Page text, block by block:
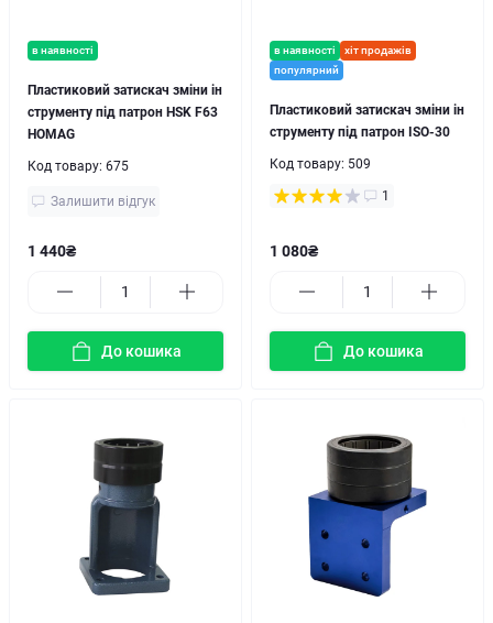
в наявності
Пластиковий затискач зміни ін
струменту під патрон HSK F63
HOMAG
Код товару: 675
Залишити відгук
1 440₴
До кошика
в наявності
хіт продажів
популярний
Пластиковий затискач зміни ін
струменту під патрон ISO-30
Код товару: 509
1
1 080₴
До кошика